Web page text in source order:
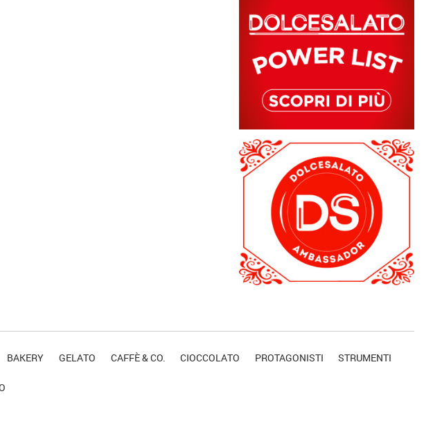
BAKERY GELATO CAFFÈ & CO. CIOCCOLATO PROTAGONISTI STRUMENTI